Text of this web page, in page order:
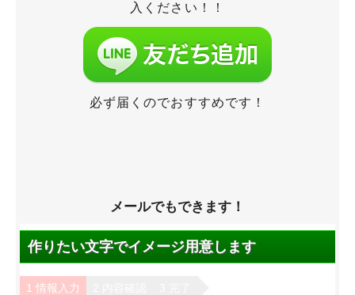
入ください！！
必ず届くのでおすすめです！
メールでもできます！